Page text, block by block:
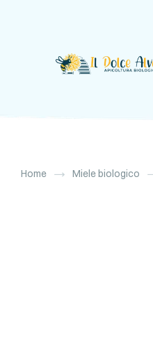
Home Miele biologico